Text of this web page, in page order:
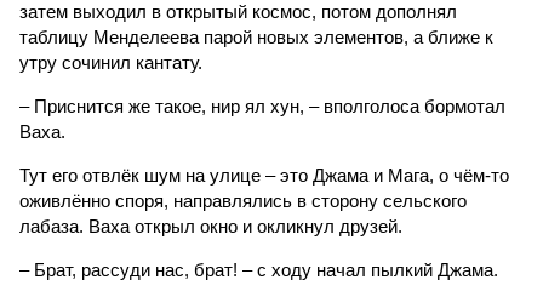
затем выходил в открытый космос, потом дополнял
таблицу Менделеева парой новых элементов, а ближе к
утру сочинил кантату.
– Приснится же такое, нир ял хун, – вполголоса бормотал
Ваха.
Тут его отвлёк шум на улице – это Джама и Мага, о чём-то
оживлённо споря, направлялись в сторону сельского
лабаза. Ваха открыл окно и окликнул друзей.
– Брат, рассуди нас, брат! – с ходу начал пылкий Джама.